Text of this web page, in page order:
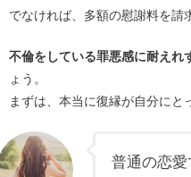
でなければ、多額の慰謝料を請
不倫をしている罪悪感に耐えれ
ょう。
まずは、本当に復縁が自分にと
普通の恋